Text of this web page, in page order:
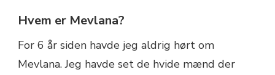
Hvem er Mevlana?
For 6 år siden havde jeg aldrig hørt om
Mevlana. Jeg havde set de hvide mænd der